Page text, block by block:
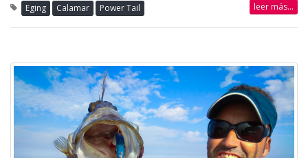
Eging Calamar Power Tail leer más...